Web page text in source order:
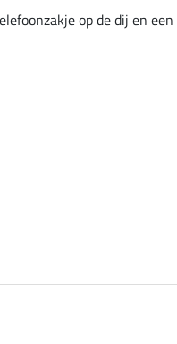
op de dij en een